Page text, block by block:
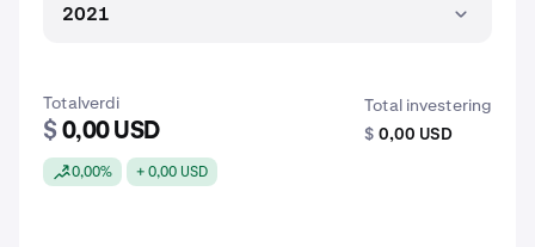
2021
Totalverdi
$ 0,00 USD
0,00% + 0,00 USD
Total investering
$ 0,00 USD